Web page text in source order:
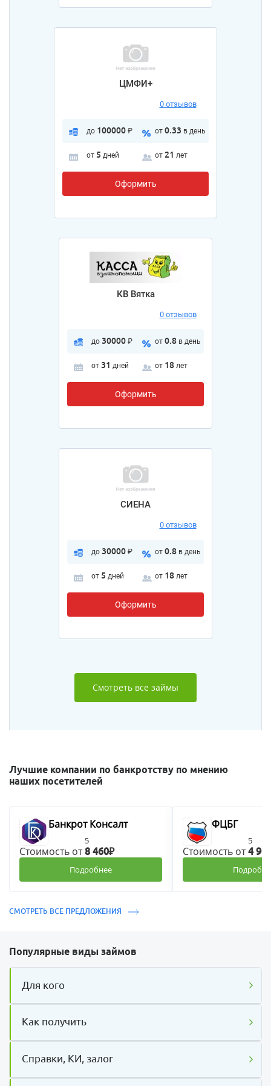
ЦМФИ+
0 отзывов
до 100000 ₽ от 0.33 в день
от 5 дней от 21 лет
Оформить
КВ Вятка
0 отзывов
до 30000 ₽ от 0.8 в день
от 31 дней от 18 лет
Оформить
СИЕНА
0 отзывов
до 30000 ₽ от 0.8 в день
от 5 дней от 18 лет
Оформить
Смотреть все займы
Лучшие компании по банкротству по мнению
наших посетителей
Банкрот Консалт
5
Стоимость от8 460₽
Подробнее
ФЦБГ
5
Стоимость от4
СМОТРЕТЬ ВСЕ ПРЕДЛОЖЕНИЯ
Популярные виды займов
Для кого
Как получить
Справки, КИ, залог